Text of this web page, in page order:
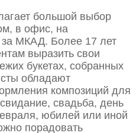
большой выбор
в офис, на
МКАД. Более 17 лет
выразить свои
букетах, собранных
обладают
композиций для
свадьба, день
юбилей или иной
порадовать